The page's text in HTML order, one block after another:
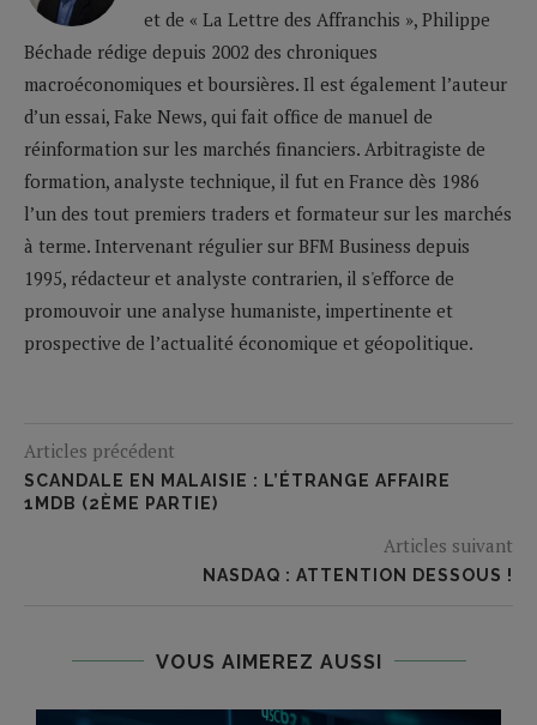
et de « La Lettre des Affranchis », Philippe
Béchade rédige depuis 2002 des chroniques
macroéconomiques et boursières. Il est également l’auteur
d’un essai, Fake News, qui fait office de manuel de
réinformation sur les marchés financiers. Arbitragiste de
formation, analyste technique, il fut en France dès 1986
l’un des tout premiers traders et formateur sur les marchés
à terme. Intervenant régulier sur BFM Business depuis
1995, rédacteur et analyste contrarien, il s'efforce de
promouvoir une analyse humaniste, impertinente et
prospective de l’actualité économique et géopolitique.
Articles précédent
SCANDALE EN MALAISIE : L’ÉTRANGE AFFAIRE
1MDB (2ÈME PARTIE)
Articles suivant
NASDAQ : ATTENTION DESSOUS !
VOUS AIMEREZ AUSSI